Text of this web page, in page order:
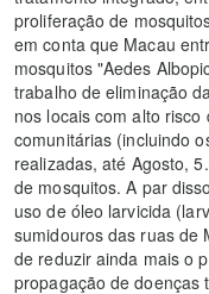
proliferação de
em conta que Macau
mosquitos "Aedes
trabalho de eliminação
nos locais com alto
comunitárias (incluindo
realizadas, até Agosto,
de mosquitos. A par
uso de óleo larvicida
sumidouros das ruas de
de reduzir ainda mais o
propagação de doenças